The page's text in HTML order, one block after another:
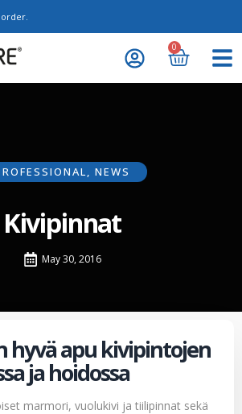
0
, NEWS
Kivipinnat
May 30, 2016
hyvä apu kivipintojen
ja hoidossa
marmori, vuolukivi ja tiilipinnat sekä